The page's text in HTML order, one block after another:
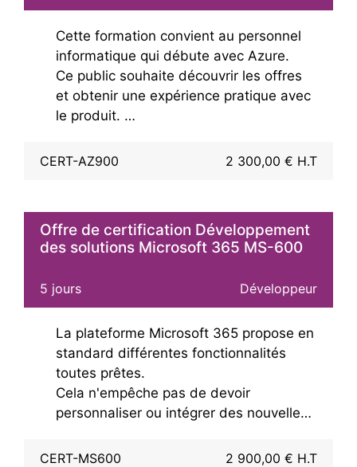
Cette formation convient au personnel
informatique qui débute avec Azure.
Ce public souhaite découvrir les offres
et obtenir une expérience pratique avec
le produit.
portail Azure pour créer des services et
cette formation prendront de l’assurance
pour suivre les autres formations et
certifications basées sur les rôles,
combine un cours, des démonstrations
Cette formation aidera également à se
préparer à l’examen AZ-900.
CERT-AZ900 2 300,00 € H.T
Offre de certification Développement
des solutions Microsoft 365 MS-600
5 jours Développeur
La plateforme Microsoft 365 propose en
standard différentes fonctionnalités
toutes prêtes.
Cela n'empêche pas de devoir
personnaliser ou intégrer des nouvelles
Dans cette formation vous apprendrez à
CERT-MS600 2 900,00 € H.T